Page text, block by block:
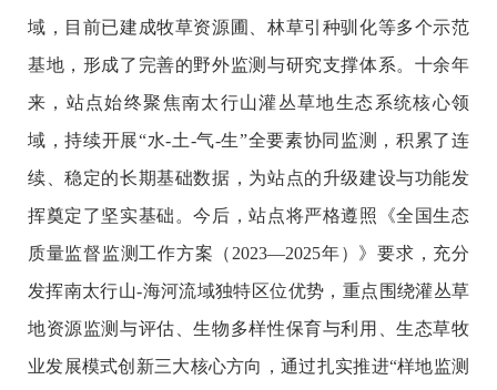
域，目前已建成牧草资源圃、林草引种驯化等多个示范
基地，形成了完善的野外监测与研究支撑体系。十余年
来，站点始终聚焦南太行山灌丛草地生态系统核心领
域，持续开展“水-土-气-生”全要素协同监测，积累了连
续、稳定的长期基础数据，为站点的升级建设与功能发
挥奠定了坚实基础。今后，站点将严格遵照《全国生态
质量监督监测工作方案（2023—2025年）》要求，充分
发挥南太行山-海河流域独特区位优势，重点围绕灌丛草
地资源监测与评估、生物多样性保育与利用、生态草牧
业发展模式创新三大核心方向，通过扎实推进“样地监测